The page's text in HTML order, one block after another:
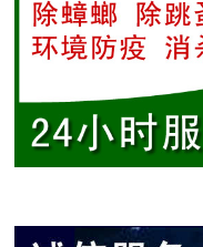
东台白蚁防治
涟水白蚁防治
金湖白蚁防治